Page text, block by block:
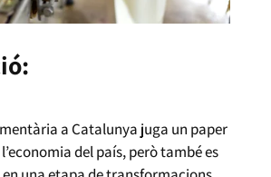
a Catalunya juga un paper
del país, però també es